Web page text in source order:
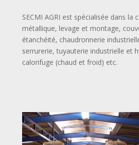
SECMI AGRI est spécialisée dans la
métallique, levage et montage,
étanchéité, chaudronnerie
serrurerie, tuyauterie industrielle et
calorifuge (chaud et froid) etc.